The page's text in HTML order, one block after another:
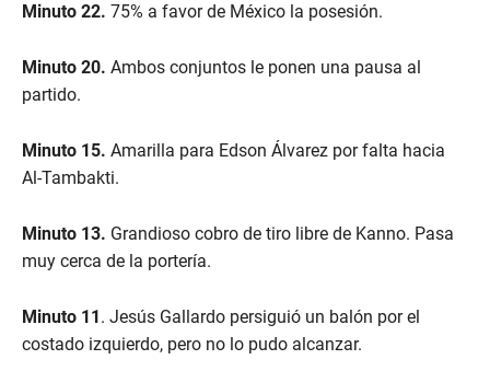
Minuto 22. 75% a favor de México la posesión.
Minuto 20. Ambos conjuntos le ponen una pausa al
partido.
Minuto 15. Amarilla para Edson Álvarez por falta hacia
Al-Tambakti.
Minuto 13. Grandioso cobro de tiro libre de Kanno. Pasa
muy cerca de la portería.
Minuto 11 . Jesús Gallardo persiguió un balón por el
costado izquierdo, pero no lo pudo alcanzar.